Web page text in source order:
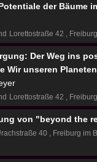
der Bäume
Lorettostraße 42
Der Weg ins
Wir unseren
Lorettostraße 42
von "beyond the
40
Freiburg im